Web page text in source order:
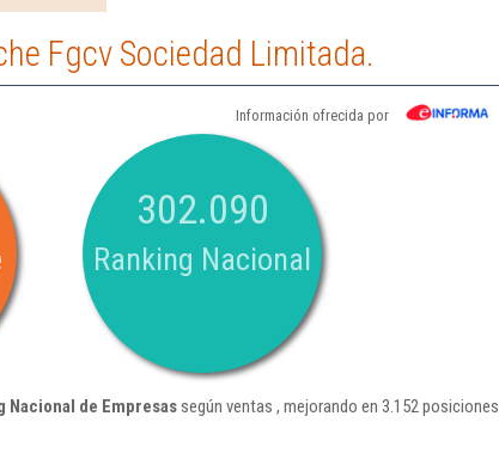
Fgcv Sociedad Limitada.
Información ofrecida por
302.090
Ranking Nacional
Nacional de Empresassegún ventas , mejorando en 3.152 posiciones